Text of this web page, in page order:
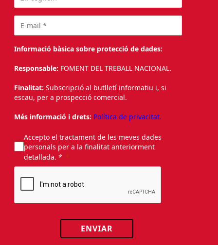
Informació bàsica sobre protecció de dades:
Responsable: FOMENT DEL TREBALL NACIONAL.
Finalitat: Subscripció al butlletí informatiu i, si
escau, per a prospecció comercial.
Més informació i drets: Política de privacitat.
Accepto el tractament de les meves dades
personals per a la finalitat anteriorment
detallada. *
ENVIAR